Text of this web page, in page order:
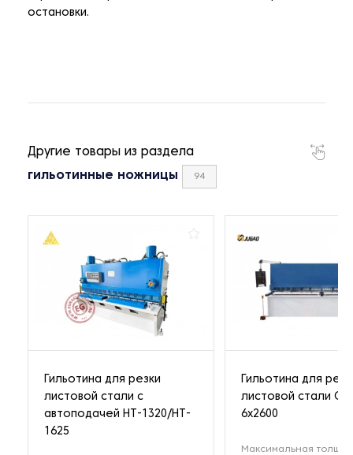
остановки.
Другие товары из раздела
гильотинные ножницы 94
Гильотина для резки
листовой стали с
автоподачей HT-1320/HT-
1625
Гильотина для
листовой стали
6x2600
Максимальная